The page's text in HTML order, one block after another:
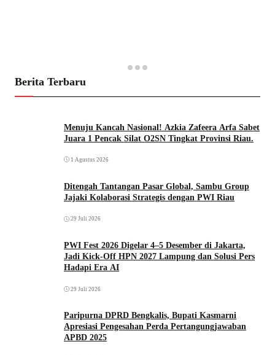
Berita Terbaru
Menuju Kancah Nasional! Azkia Zafeera Arfa Sabet
Juara 1 Pencak Silat O2SN Tingkat Provinsi Riau.
1 Agustus 2026
Ditengah Tantangan Pasar Global, Sambu Group
Jajaki Kolaborasi Strategis dengan PWI Riau
29 Juli 2026
PWI Fest 2026 Digelar 4–5 Desember di Jakarta,
Jadi Kick-Off HPN 2027 Lampung dan Solusi Pers
Hadapi Era AI
29 Juli 2026
Paripurna DPRD Bengkalis, Bupati Kasmarni
Apresiasi Pengesahan Perda Pertangungjawaban
APBD 2025